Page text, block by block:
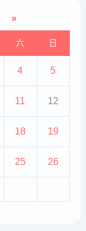
»
六 日
4 5
11 12
18 19
25 26